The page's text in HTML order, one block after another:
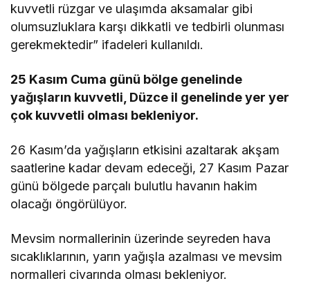
kuvvetli rüzgar ve ulaşımda aksamalar gibi
olumsuzluklara karşı dikkatli ve tedbirli olunması
gerekmektedir” ifadeleri kullanıldı.
25 Kasım Cuma günü bölge genelinde
yağışların kuvvetli, Düzce il genelinde yer yer
çok kuvvetli olması bekleniyor.
26 Kasım’da yağışların etkisini azaltarak akşam
saatlerine kadar devam edeceği, 27 Kasım Pazar
günü bölgede parçalı bulutlu havanın hakim
olacağı öngörülüyor.
Mevsim normallerinin üzerinde seyreden hava
sıcaklıklarının, yarın yağışla azalması ve mevsim
normalleri civarında olması bekleniyor.